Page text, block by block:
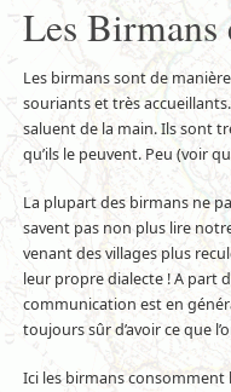
Les Birmans
Les birmans sont de
souriants et très
saluent de la main. Ils sont
qu’ils le peuvent. Peu (voir
La plupart des birmans ne
savent pas non plus lire
venant des villages plus
leur propre dialecte ! A part
communication est en
toujours sûr d’avoir ce que
Ici les birmans consomment